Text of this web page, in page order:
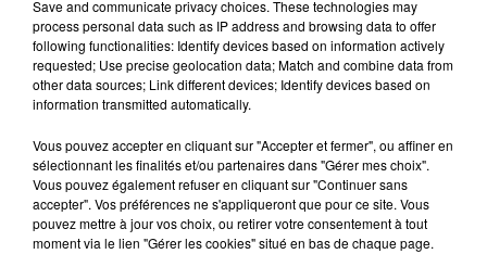
mostram o apartamento do estudante
Oluwageorge Johnson, em Nottingham,
destruído após ter sido invadido por
pombos.https://t.co/zKeWJFtG0e
— Biroliro (@marcionobrega)September 3,
2020
La jeune femme a même découvert un nid dans
l'évier où un poussin a été retrouvé. Quoiqu'il en
Save and communicate privacy choices. These technologies may
process personal data such as IP address and browsing data to offer
following functionalities: Identify devices based on information actively
requested; Use precise geolocation data; Match and combine data from
other data sources; Link different devices; Identify devices based on
information transmitted automatically.
Vous pouvez accepter en cliquant sur "Accepter et fermer", ou affiner en
sélectionnant les finalités et/ou partenaires dans "Gérer mes choix".
Vous pouvez également refuser en cliquant sur "Continuer sans
accepter". Vos préférences ne s'appliqueront que pour ce site. Vous
pouvez mettre à jour vos choix, ou retirer votre consentement à tout
moment via le lien "Gérer les cookies" situé en bas de chaque page.